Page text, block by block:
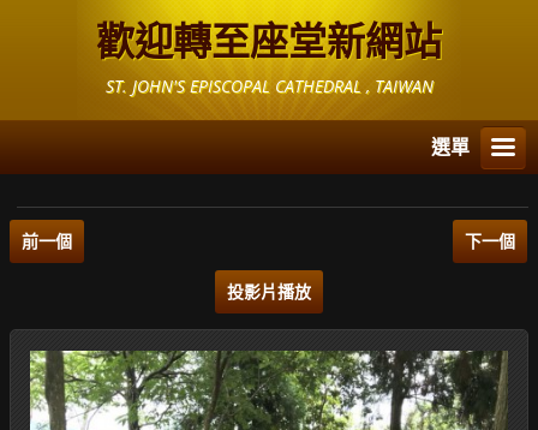
歡迎轉至座堂新網站
ST. JOHN'S EPISCOPAL CATHEDRAL , TAIWAN
選單
前一個 下一個
投影片播放